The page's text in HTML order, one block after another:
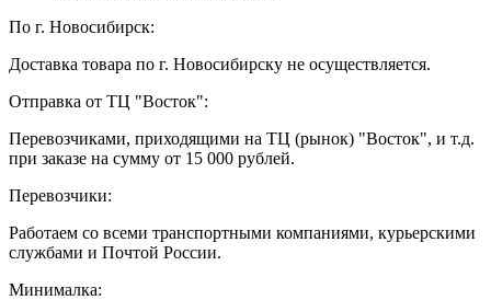
По г. Новосибирск:
Доставка товара по г. Новосибирску не осуществляется.
Отправка от ТЦ "Восток":
Перевозчиками, приходящими на ТЦ (рынок) "Восток", и т.д.
при заказе на сумму от 15 000 рублей.
Перевозчики:
Работаем со всеми транспортными компаниями, курьерскими
службами и Почтой России.
Минималка: